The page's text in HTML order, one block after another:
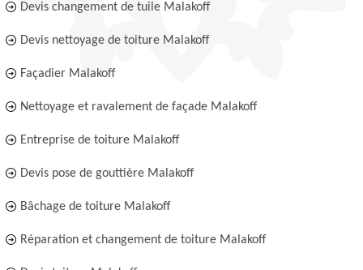
Devis changement de tuile Malakoff
Devis nettoyage de toiture Malakoff
Façadier Malakoff
Nettoyage et ravalement de façade Malakoff
Entreprise de toiture Malakoff
Devis pose de gouttière Malakoff
Bâchage de toiture Malakoff
Réparation et changement de toiture Malakoff